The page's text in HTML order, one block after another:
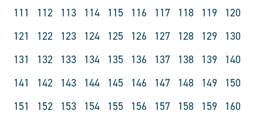
111
112 113 114 115 116 117 118 119
120
121
122 123 124 125 126 127 128 129
130
131
132 133 134 135 136 137 138 139
140
141
142 143 144 145 146 147 148 149
150
151
152 153 154 155 156 157 158 159
160